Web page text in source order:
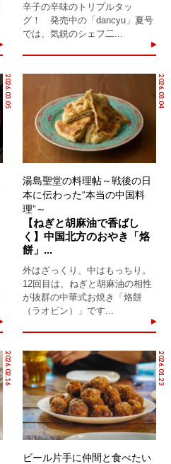
辛子の辛味のトリプルタッ
グ！ 発売中の「dancyu」夏号
では、気鋭のシェフ二...
2026.03.05 2026.03.04
湯島聖堂の料理帖～戦後の日
本に伝わった“本当の中国料
理”～
【ねぎと胡麻油で香ばし
く】中国北方のおやき「烙
餅」...
外はざっくり、中はもっちり。
12回目は、ねぎと胡麻油の相性
が抜群の中華式お焼き「烙餅
（ラオビン）」です...
2026.02.16 2026.01.23
ビール片手に仲間と食べたい